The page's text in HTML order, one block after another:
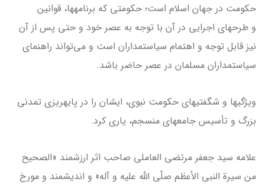
حکومت در جهان اسلام است؛ حکومتی که برنامه­ها، قوانین
و طرح­های اجرایی در آن با توجه به عصر خود و حتی پس از آن
نیز قابل توجه و اهتمام سیاست­مداران است و می‌تواند راهنمای
سیاست­مداران مسلمان در عصر حاضر باشد.
ویژگی­ها و شگفتی­های حکومت نبوی، ایشان را در پایه­ریزی تمدنی
بزرگ و تأسیس جامعه­ای منسجم، یاری کرد.
علامه سید جعفر مرتضی العاملی صاحب اثر ارزشمند «الصحیح
من سیرة النبي الأعظم صلّی الله علیه و آله» و اندیشمند و مورخ